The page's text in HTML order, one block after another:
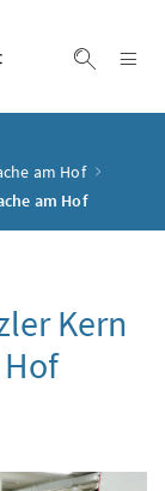
am Hof
am Hof
Kern